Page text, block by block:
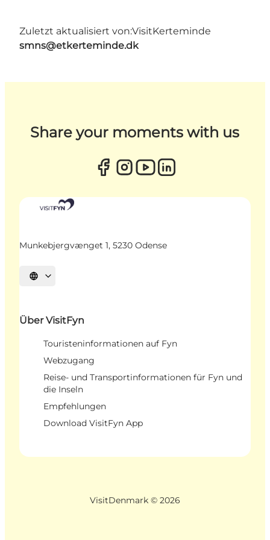
Zuletzt aktualisiert von:VisitKerteminde
smns@etkerteminde.dk
Share your moments with us
Munkebjergvænget 1, 5230 Odense
Sprache auswählen
Über VisitFyn
Touristeninformationen auf Fyn
Webzugang
Reise- und Transportinformationen für Fyn und
die Inseln
Empfehlungen
Download VisitFyn App
VisitDenmark © 2026